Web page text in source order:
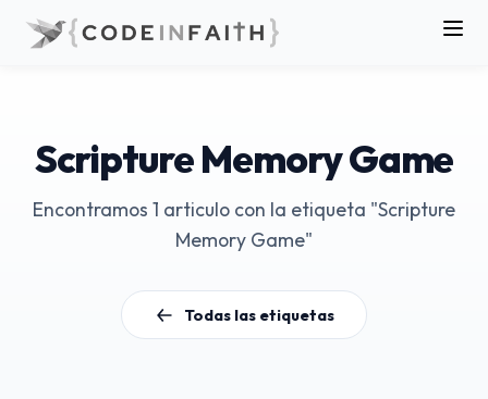
Scripture Memory Game
Encontramos 1 articulo con la etiqueta "Scripture
Memory Game"
Todas las etiquetas